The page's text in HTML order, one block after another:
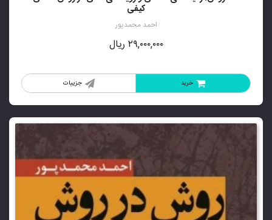
کیفی
احمد محمدپور
۲۹,۰۰۰,۰۰۰ ریال
جزییات خرید